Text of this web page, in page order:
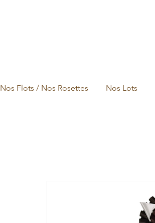
Nos Flots / Nos Rosettes Nos Lots